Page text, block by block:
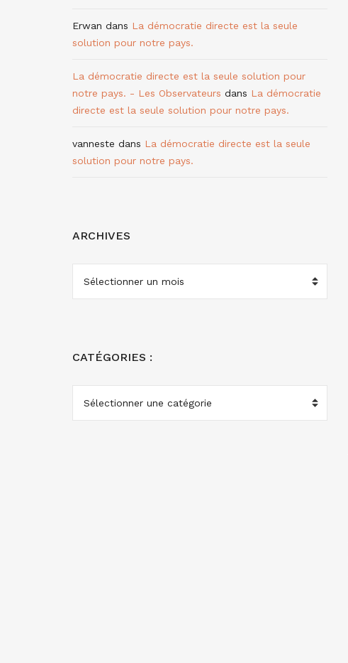
Erwan dans La démocratie directe est la seule
solution pour notre pays.
La démocratie directe est la seule solution pour
notre pays. - Les Observateurs dans La démocratie
directe est la seule solution pour notre pays.
vanneste dans La démocratie directe est la seule
solution pour notre pays.
ARCHIVES
ARCHIVES
CATÉGORIES :
CATÉGORIES